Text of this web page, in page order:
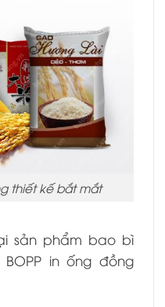
thiết kế bắt mắt
sản phẩm bao bì
in ống đồng